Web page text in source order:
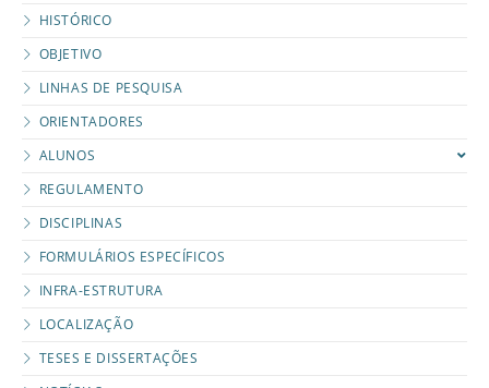
HISTÓRICO
OBJETIVO
LINHAS DE PESQUISA
ORIENTADORES
ALUNOS
REGULAMENTO
DISCIPLINAS
FORMULÁRIOS ESPECÍFICOS
INFRA-ESTRUTURA
LOCALIZAÇÃO
TESES E DISSERTAÇÕES